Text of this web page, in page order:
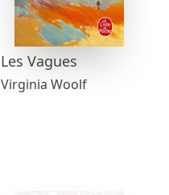
Les Vagues
Virginia Woolf